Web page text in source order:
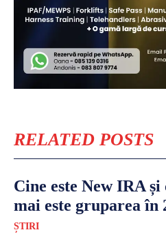
RELATED POSTS
Cine este New IRA
mai este gruparea în
ȘTIRI